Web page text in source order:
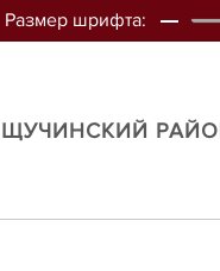
Размер шрифта:
ЩУЧИНСКИЙ